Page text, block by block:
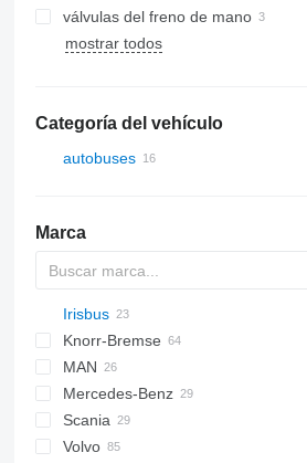
válvulas del freno de mano
mostrar todos
Categoría del vehículo
autobuses
Marca
Irisbus
Axer
Citelis
Crossway
Daily
Domino
Knorr-Bremse
MAN
A-series
Lion's series
Mercedes-Benz
Citaro
Kerax
Premium
Scania
K-series
Alpino
Volvo